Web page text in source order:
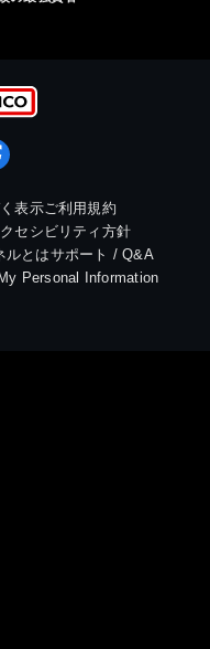
表示ご利用規約
セシビリティ方針
ルとはサポート / Q&A
Personal Information